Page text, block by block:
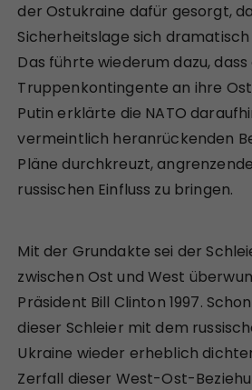
der Ostukraine dafür gesorgt,
Sicherheitslage sich
Das führte wiederum dazu, dass
Truppenkontingente an ihre
Putin erklärte die NATO
vermeintlich heranrückenden
Pläne durchkreuzt,
russischen Einfluss zu bringen.
Mit der Grundakte sei der
zwischen Ost und West
Präsident Bill Clinton 1997.
dieser Schleier mit dem
Ukraine wieder erheblich
Zerfall dieser West-Ost-